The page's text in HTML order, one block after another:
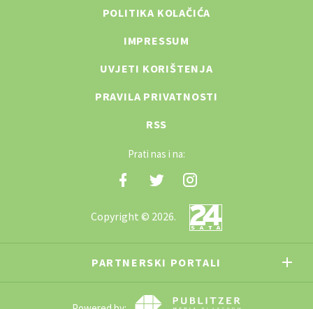
POLITIKA KOLAČIĆA
IMPRESSUM
UVJETI KORIŠTENJA
PRAVILA PRIVATNOSTI
RSS
Prati nas i na:
Copyright © 2026.
PARTNERSKI PORTALI